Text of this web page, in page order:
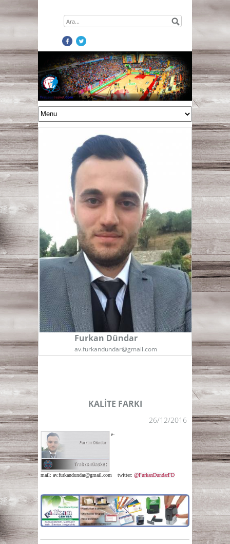
Furkan Dündar
av.furkandundar@gmail.com
KALİTE FARKI
26/12/2016
e-
mail: av.furkandundar@gmail.com twitter: @FurkanDundarFD